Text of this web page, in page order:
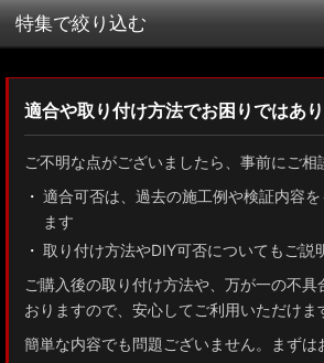
並び順:
特集で絞り込む
ZN8 GR86
GUN125 ハイラックス
AXUH80/85 MXUA80/85 ハリアー
ZSU60 ハリアー
適合や取り付け方法でお困りではあ
ご不明な点がございましたら、事前にご相
適合可否は、過去の施工例や検証内容
ます
取り付け方法やDIY可否についてもご説
ご購入後の取り付け方法や、万が一の不具
おりますので、安心してご利用いただけま
簡単な内容でも問題ございません。まずは